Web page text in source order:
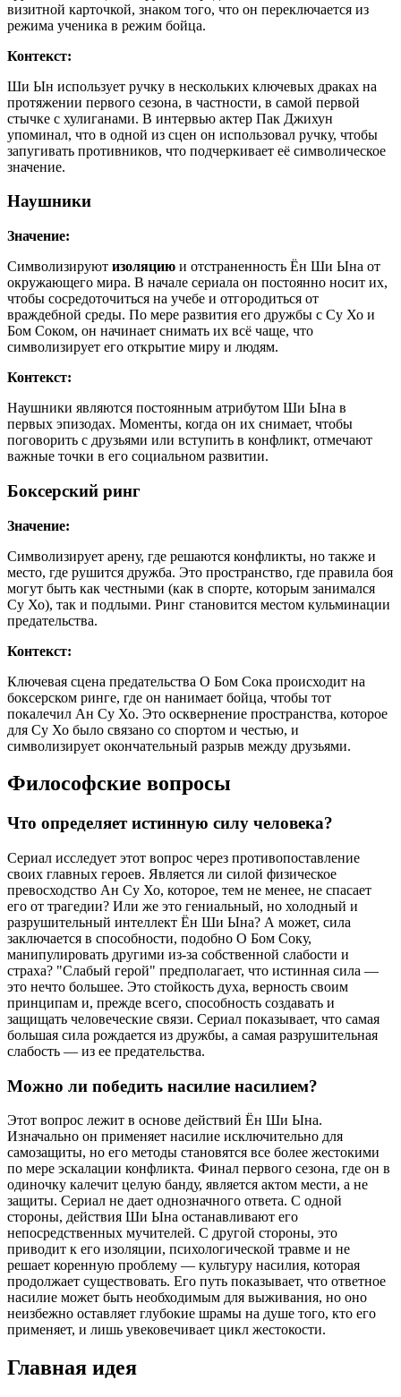
визитной карточкой, знаком того, что он переключается из
режима ученика в режим бойца.
Контекст:
Ши Ын использует ручку в нескольких ключевых драках на
протяжении первого сезона, в частности, в самой первой
стычке с хулиганами. В интервью актер Пак Джихун
упоминал, что в одной из сцен он использовал ручку, чтобы
запугивать противников, что подчеркивает её символическое
значение.
Наушники
Значение:
Символизируют изоляцию и отстраненность Ён Ши Ына от
окружающего мира. В начале сериала он постоянно носит их,
чтобы сосредоточиться на учебе и отгородиться от
враждебной среды. По мере развития его дружбы с Су Хо и
Бом Соком, он начинает снимать их всё чаще, что
символизирует его открытие миру и людям.
Контекст:
Наушники являются постоянным атрибутом Ши Ына в
первых эпизодах. Моменты, когда он их снимает, чтобы
поговорить с друзьями или вступить в конфликт, отмечают
важные точки в его социальном развитии.
Боксерский ринг
Значение:
Символизирует арену, где решаются конфликты, но также и
место, где рушится дружба. Это пространство, где правила боя
могут быть как честными (как в спорте, которым занимался
Су Хо), так и подлыми. Ринг становится местом кульминации
предательства.
Контекст:
Ключевая сцена предательства О Бом Сока происходит на
боксерском ринге, где он нанимает бойца, чтобы тот
покалечил Ан Су Хо. Это осквернение пространства, которое
для Су Хо было связано со спортом и честью, и
символизирует окончательный разрыв между друзьями.
Философские вопросы
Что определяет истинную силу человека?
Сериал исследует этот вопрос через противопоставление
своих главных героев. Является ли силой физическое
превосходство Ан Су Хо, которое, тем не менее, не спасает
его от трагедии? Или же это гениальный, но холодный и
разрушительный интеллект Ён Ши Ына? А может, сила
заключается в способности, подобно О Бом Соку,
манипулировать другими из-за собственной слабости и
страха? "Слабый герой" предполагает, что истинная сила —
это нечто большее. Это стойкость духа, верность своим
принципам и, прежде всего, способность создавать и
защищать человеческие связи. Сериал показывает, что самая
большая сила рождается из дружбы, а самая разрушительная
слабость — из ее предательства.
Можно ли победить насилие насилием?
Этот вопрос лежит в основе действий Ён Ши Ына.
Изначально он применяет насилие исключительно для
самозащиты, но его методы становятся все более жестокими
по мере эскалации конфликта. Финал первого сезона, где он в
одиночку калечит целую банду, является актом мести, а не
защиты. Сериал не дает однозначного ответа. С одной
стороны, действия Ши Ына останавливают его
непосредственных мучителей. С другой стороны, это
приводит к его изоляции, психологической травме и не
решает коренную проблему — культуру насилия, которая
продолжает существовать. Его путь показывает, что ответное
насилие может быть необходимым для выживания, но оно
неизбежно оставляет глубокие шрамы на душе того, кто его
применяет, и лишь увековечивает цикл жестокости.
Главная идея